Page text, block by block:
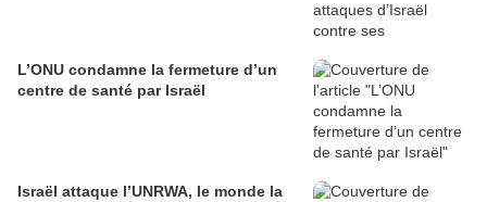
L’ONU condamne la fermeture d’un
centre de santé par Israël
Israël attaque l’UNRWA, le monde la